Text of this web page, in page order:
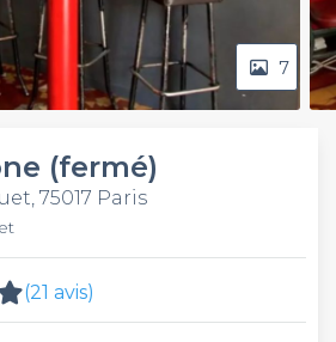
7
(fermé)
75017 Paris
(21 avis)